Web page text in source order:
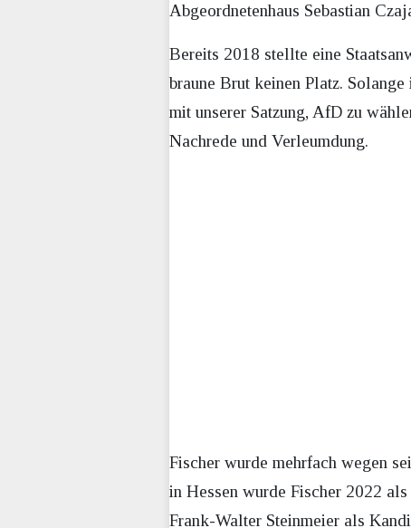
Abgeordnetenhaus Sebastian
Bereits 2018 stellte eine
braune Brut keinen Platz.
mit unserer Satzung, AfD zu
Nachrede und Verleumdung.
Fischer wurde mehrfach wegen
in Hessen wurde Fischer 2022
Frank-Walter Steinmeier als